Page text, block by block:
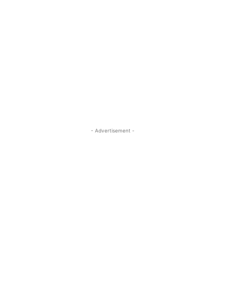
- Advertisement -